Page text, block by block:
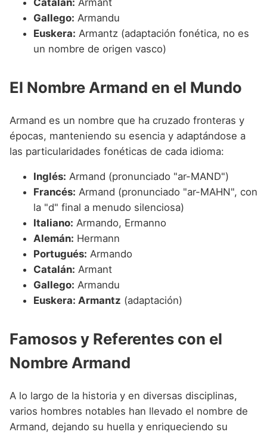
Catalán: Armant
Gallego: Armandu
Euskera: Armantz (adaptación fonética, no es
un nombre de origen vasco)
El Nombre Armand en el Mundo
Armand es un nombre que ha cruzado fronteras y
épocas, manteniendo su esencia y adaptándose a
las particularidades fonéticas de cada idioma:
Inglés: Armand (pronunciado "ar-MAND")
Francés: Armand (pronunciado "ar-MAHN", con
la "d" final a menudo silenciosa)
Italiano: Armando, Ermanno
Alemán: Hermann
Portugués: Armando
Catalán: Armant
Gallego: Armandu
Euskera: Armantz (adaptación)
Famosos y Referentes con el
Nombre Armand
A lo largo de la historia y en diversas disciplinas,
varios hombres notables han llevado el nombre de
Armand, dejando su huella y enriqueciendo su